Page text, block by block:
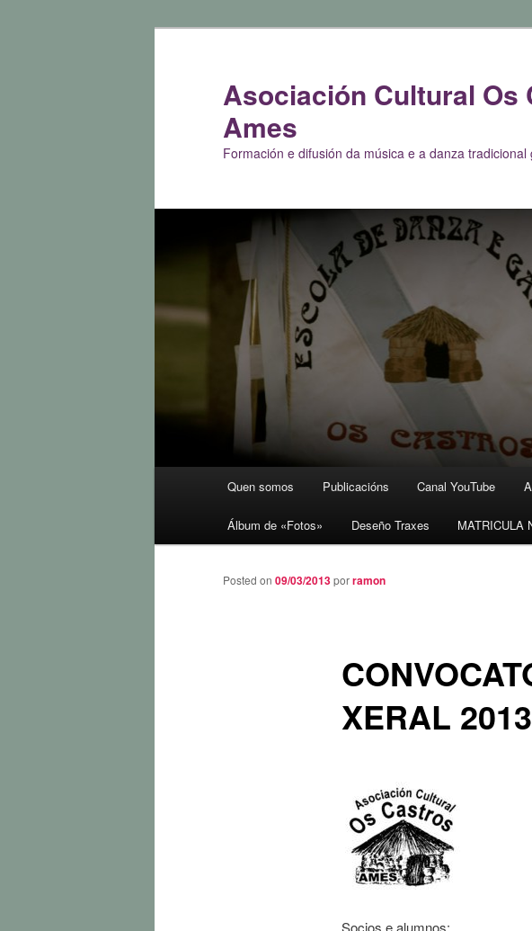
Asociación Cultural Os
Ames
Formación e difusión da música e a danza tradicional
Quen somos Publicacións Canal YouTube
Álbum de «Fotos» Deseño Traxes MATRICULA
XERAL 2013
Posted on 09/03/2013porramon